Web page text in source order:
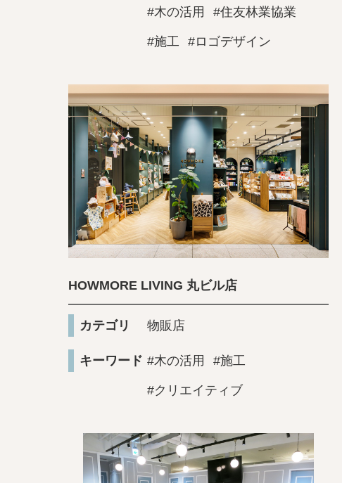
#木の活用 #住友林業協業
#施工 #ロゴデザイン
HOWMORE LIVING 丸ビル店
カテゴリ 物販店
キーワード #木の活用 #施工
#クリエイティブ